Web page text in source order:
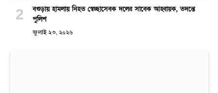
বগুড়ায় হামলায় নিহত স্বেচ্ছাসেবক দলের সাবেক আহ্বায়ক, তদন্তে
পুলিশ
জুলাই ২৩, ২০২৬